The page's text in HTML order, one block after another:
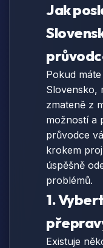
Jak
Pokud
Slovensko,
zmateně z
možností a
průvodce
krokem
úspěšně
problémů.
1.
Existuje